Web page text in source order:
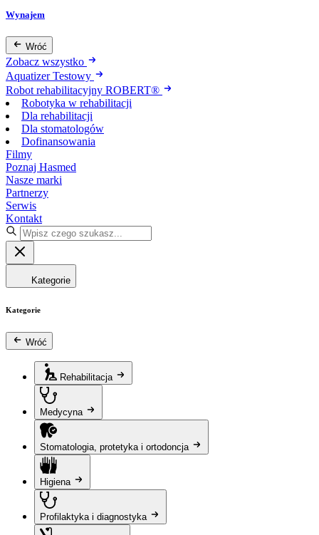
Wynajem
Wróć
Zobacz wszystko
Aquatizer Testowy
Robot rehabilitacyjny ROBERT®
Robotyka w rehabilitacji
Dla rehabilitacji
Dla stomatologów
Dofinansowania
Filmy
Poznaj Hasmed
Nasze marki
Partnerzy
Serwis
Kontakt
Kategorie
Kategorie
Wróć
Rehabilitacja
Medycyna
Stomatologia, protetyka i ortodoncja
Higiena
Profilaktyka i diagnostyka